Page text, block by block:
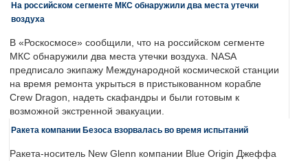
На российском сегменте МКС обнаружили два места утечки
воздуха
В «Роскосмосе» сообщили, что на российском сегменте
МКС обнаружили два места утечки воздуха. NASA
предписало экипажу Международной космической станции
на время ремонта укрыться в пристыкованном корабле
Crew Dragon, надеть скафандры и были готовым к
возможной экстренной эвакуации.
Ракета компании Безоса взорвалась во время испытаний
Ракета-носитель New Glenn компании Blue Origin Джеффа